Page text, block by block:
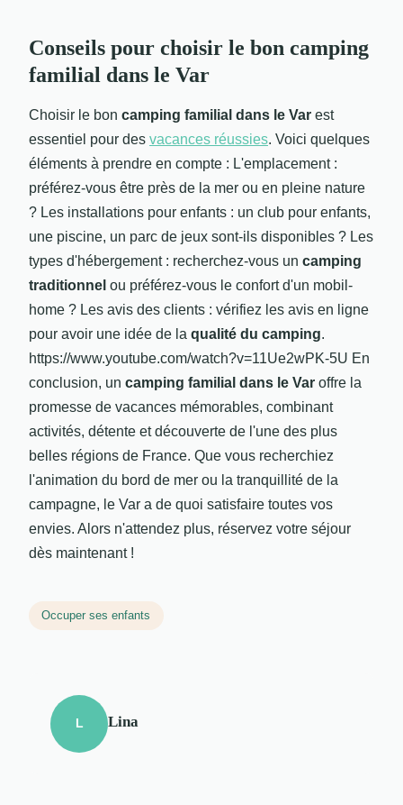
Conseils pour choisir le bon camping
familial dans le Var
Choisir le bon camping familial dans le Var est
essentiel pour des vacances réussies. Voici quelques
éléments à prendre en compte : L'emplacement :
préférez-vous être près de la mer ou en pleine nature
? Les installations pour enfants : un club pour enfants,
une piscine, un parc de jeux sont-ils disponibles ? Les
types d'hébergement : recherchez-vous un camping
traditionnel ou préférez-vous le confort d'un mobil-
home ? Les avis des clients : vérifiez les avis en ligne
pour avoir une idée de la qualité du camping.
https://www.youtube.com/watch?v=11Ue2wPK-5U En
conclusion, un camping familial dans le Var offre la
promesse de vacances mémorables, combinant
activités, détente et découverte de l'une des plus
belles régions de France. Que vous recherchiez
l'animation du bord de mer ou la tranquillité de la
campagne, le Var a de quoi satisfaire toutes vos
envies. Alors n'attendez plus, réservez votre séjour
dès maintenant !
Occuper ses enfants
L Lina